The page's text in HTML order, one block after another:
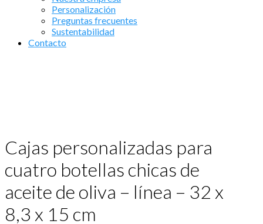
Personalización
Preguntas frecuentes
Sustentabilidad
Contacto
Cajas personalizadas para
cuatro botellas chicas de
aceite de oliva – línea – 32 x
8,3 x 15 cm